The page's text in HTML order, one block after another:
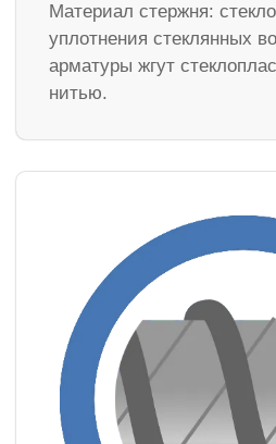
Материал стержня:
уплотнения стеклянных
арматуры жгут
нитью.